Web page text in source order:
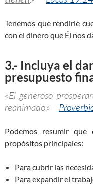
Tenemos que rendirle
con el dinero que Él nos
3.- Incluya el
presupuesto
«El generoso
reanimado.» –
Podemos resumir
propósitos principales:
Para cubrir las
Para expandir el